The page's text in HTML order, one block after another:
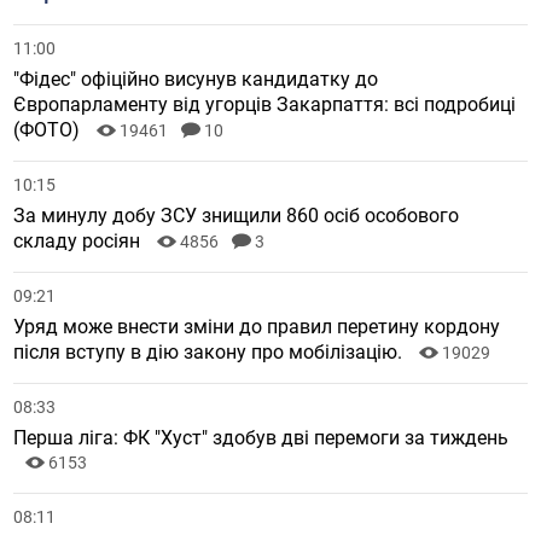
11:00
"Фідес" офіційно висунув кандидатку до
Європарламенту від угорців Закарпаття: всі подробиці
(ФОТО)
19461 10
10:15
За минулу добу ЗСУ знищили 860 осіб особового
складу росіян
4856 3
09:21
Уряд може внести зміни до правил перетину кордону
після вступу в дію закону про мобілізацію.
19029
08:33
Перша ліга: ФК "Хуст" здобув дві перемоги за тиждень
6153
08:11